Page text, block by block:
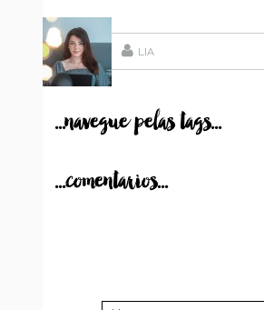
LIA
...navegue pelas tags...
...comentarios...